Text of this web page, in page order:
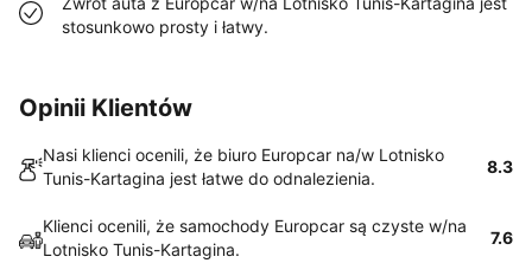
stosunkowo prosty i łatwy.
Opinii Klientów
Nasi klienci ocenili, że biuro Europcar na/w Lotnisko
Tunis-Kartagina jest łatwe do odnalezienia.
8.3
Klienci ocenili, że samochody Europcar są czyste w/na
Lotnisko Tunis-Kartagina.
7.6